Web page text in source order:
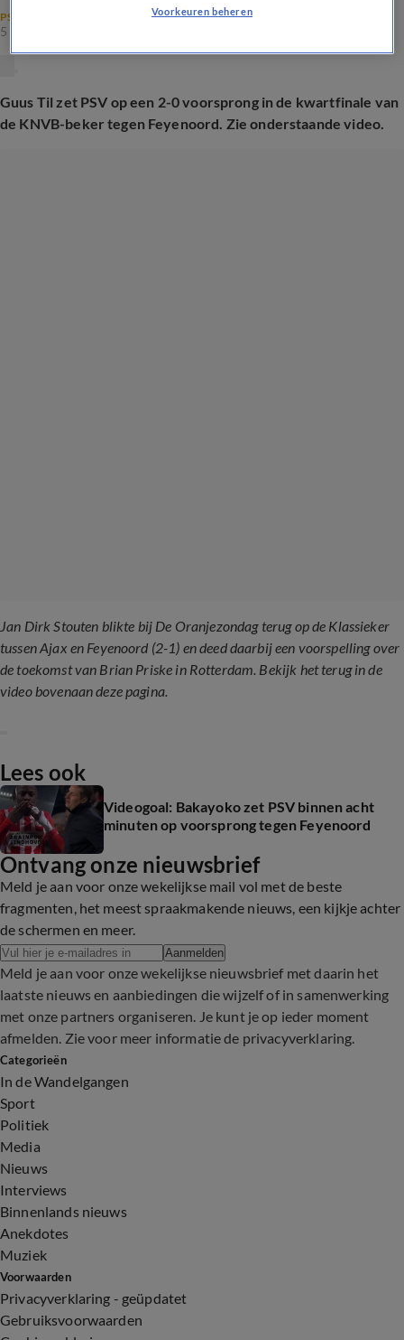
PSV
5 feb 2025, 20:14
Guus Til zet PSV op een 2-0 voorsprong in de kwartfinale van
de KNVB-beker tegen Feyenoord. Zie onderstaande video.
Jan Dirk Stouten blikte bij De Oranjezondag terug op de Klassieker
tussen Ajax en Feyenoord (2-1) en deed daarbij een voorspelling over
de toekomst van Brian Priske in Rotterdam. Bekijk het terug in de
video bovenaan deze pagina.
Lees ook
Videogoal: Bakayoko zet PSV binnen acht
minuten op voorsprong tegen Feyenoord
Ontvang onze nieuwsbrief
Meld je aan voor onze wekelijkse mail vol met de beste
fragmenten, het meest spraakmakende nieuws, een kijkje achter
de schermen en meer.
Aanmelden
Meld je aan voor onze wekelijkse nieuwsbrief met daarin het
laatste nieuws en aanbiedingen die wijzelf of in samenwerking
met onze partners organiseren. Je kunt je op ieder moment
afmelden. Zie voor meer informatie de privacyverklaring.
Categorieën
In de Wandelgangen
Sport
Politiek
Media
Nieuws
Interviews
Binnenlands nieuws
Anekdotes
Muziek
Voorwaarden
Privacyverklaring - geüpdatet
Gebruiksvoorwaarden
Voorkeuren beheren